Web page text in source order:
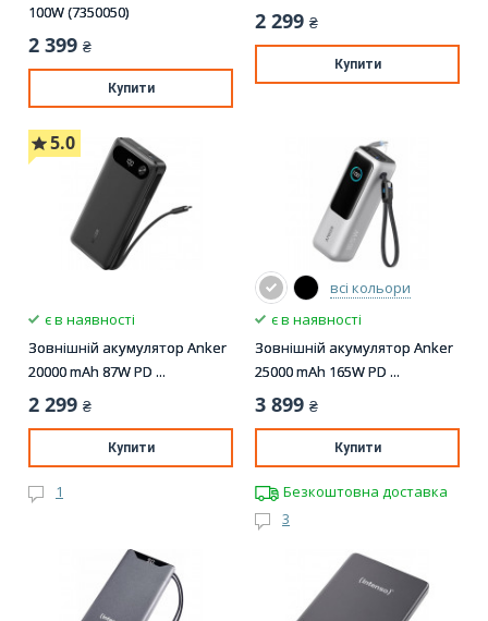
100W (7350050)
2 399 ₴
Купити
2 299 ₴
Купити
5.0
є в наявності
Зовнішній акумулятор Anker
20000 mAh 87W PD ...
2 299 ₴
Купити
1
всі кольори
є в наявності
Зовнішній акумулятор Anker
25000 mAh 165W PD ...
3 899 ₴
Купити
Безкоштовна доставка
3